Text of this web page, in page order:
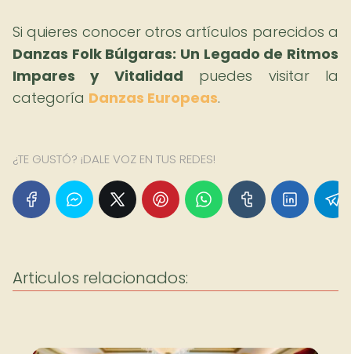
Si quieres conocer otros artículos parecidos a
Danzas Folk Búlgaras: Un Legado de Ritmos
Impares y Vitalidad puedes visitar la
categoría Danzas Europeas.
¿TE GUSTÓ? ¡DALE VOZ EN TUS REDES!
Articulos relacionados: